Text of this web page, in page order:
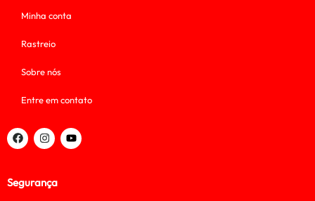
Minha conta
Rastreio
Sobre nós
Entre em contato
Segurança